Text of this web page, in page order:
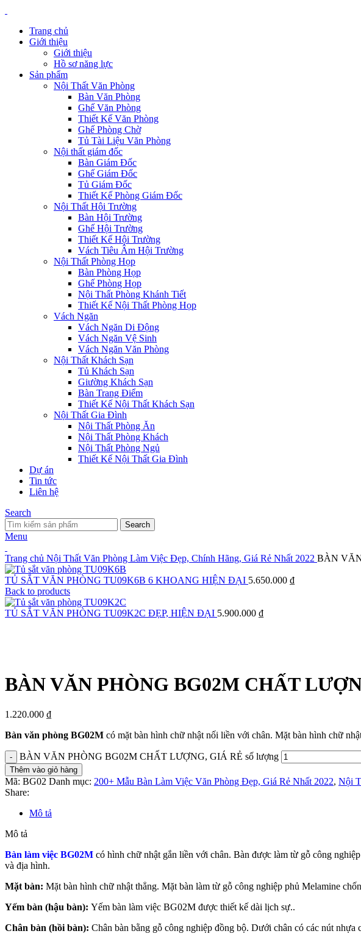
Trang chủ
Giới thiệu
Giới thiệu
Hồ sơ năng lực
Sản phẩm
Nội Thất Văn Phòng
Bàn Văn Phòng
Ghế Văn Phòng
Thiết Kế Văn Phòng
Ghế Phòng Chờ
Tủ Tài Liệu Văn Phòng
Nội thất giám đốc
Bàn Giám Đốc
Ghế Giám Đốc
Tủ Giám Đốc
Thiết Kế Phòng Giám Đốc
Nội Thất Hội Trường
Bàn Hội Trường
Ghế Hội Trường
Thiết Kế Hội Trường
Vách Tiêu Âm Hội Trường
Nội Thất Phòng Họp
Bàn Phòng Họp
Ghế Phòng Họp
Nội Thất Phòng Khánh Tiết
Thiết Kế Nội Thất Phòng Họp
Vách Ngăn
Vách Ngăn Di Động
Vách Ngăn Vệ Sinh
Vách Ngăn Văn Phòng
Nội Thất Khách Sạn
Tủ Khách Sạn
Giường Khách Sạn
Bàn Trang Điểm
Thiết Kế Nội Thất Khách Sạn
Nội Thất Gia Đình
Nội Thất Phòng Ăn
Nội Thất Phòng Khách
Nội Thất Phòng Ngủ
Thiết Kế Nội Thất Gia Đình
Dự án
Tin tức
Liên hệ
Search
Search
Menu
Trang chủ Nội Thất Văn Phòng Làm Việc Đẹp, Chính Hãng, Giá Rẻ Nhất 2022 BÀN
TỦ SẮT VĂN PHÒNG TU09K6B 6 KHOANG HIỆN ĐẠI 5.650.000 ₫
Back to products
TỦ SẮT VĂN PHÒNG TU09K2C ĐẸP, HIỆN ĐẠI 5.900.000 ₫
BÀN VĂN PHÒNG BG02M CHẤT
1.220.000 ₫
Bàn văn phòng BG02M có mặt bàn hình chữ nhật nối liền với chân. Mặt bàn hình chữ
BÀN VĂN PHÒNG BG02M CHẤT LƯỢNG, GIÁ RẺ số lượng
Thêm vào giỏ hàng
Mã: BG02 Danh mục: 200+ Mẫu Bàn Làm Việc Văn Phòng Đẹp, Giá Rẻ Nhất 2022, Nội
Share:
Mô tả
Mô tả
Bàn làm việc BG02M có hình chữ nhật gắn liền với chân. Bàn được làm từ gỗ công
và địa hình.
Mặt bàn: Mặt bàn hình chữ nhật thẳng. Mặt bàn làm từ gỗ công nghiệp phủ Melamine
Yếm bàn (hậu bàn): Yếm bàn làm việc BG02M được thiết kế dài lịch sự..
Chân bàn (hồi bàn): Chân bàn bằng gỗ công nghiệp đồng bộ. Dưới chân có các nút